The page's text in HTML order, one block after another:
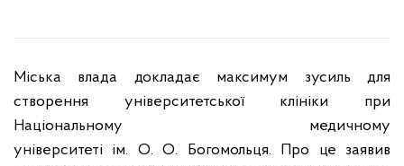
Міська влада докладає максимум зусиль для
створення університетської клініки при
Національному медичному
університеті ім. О. О. Богомольця. Про це заявив